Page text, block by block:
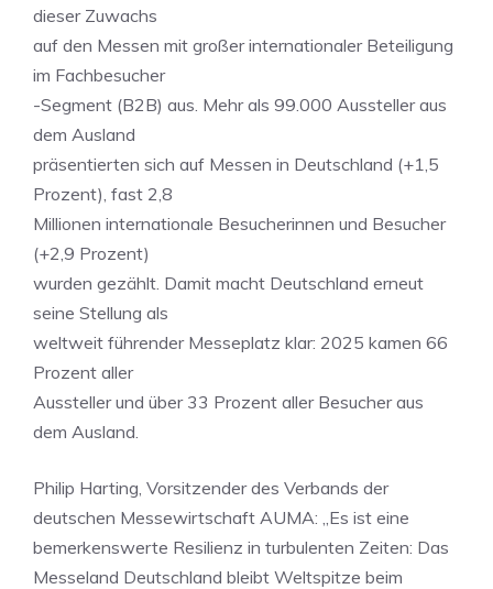
dieser Zuwachs
auf den Messen mit großer internationaler Beteiligung
im Fachbesucher
-Segment (B2B) aus. Mehr als 99.000 Aussteller aus
dem Ausland
präsentierten sich auf Messen in Deutschland (+1,5
Prozent), fast 2,8
Millionen internationale Besucherinnen und Besucher
(+2,9 Prozent)
wurden gezählt. Damit macht Deutschland erneut
seine Stellung als
weltweit führender Messeplatz klar: 2025 kamen 66
Prozent aller
Aussteller und über 33 Prozent aller Besucher aus
dem Ausland.
Philip Harting, Vorsitzender des Verbands der
deutschen Messewirtschaft AUMA: „Es ist eine
bemerkenswerte Resilienz in turbulenten Zeiten: Das
Messeland Deutschland bleibt Weltspitze beim